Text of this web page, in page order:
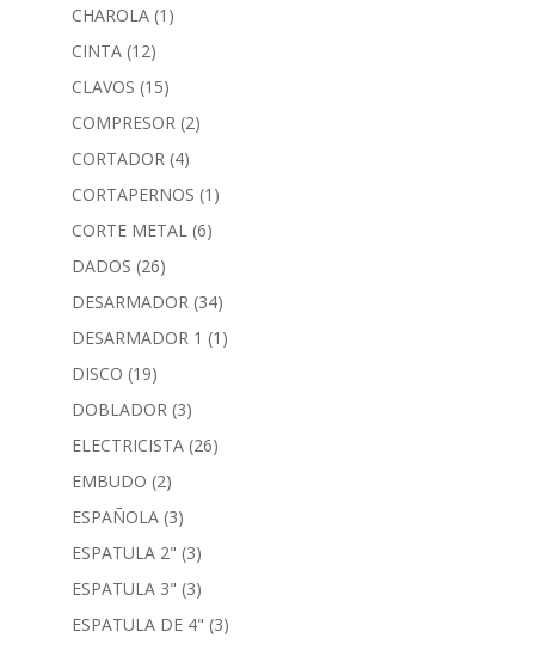
CHAROLA (1)
CINTA (12)
CLAVOS (15)
COMPRESOR (2)
CORTADOR (4)
CORTAPERNOS (1)
CORTE METAL (6)
DADOS (26)
DESARMADOR (34)
DESARMADOR 1 (1)
DISCO (19)
DOBLADOR (3)
ELECTRICISTA (26)
EMBUDO (2)
ESPAÑOLA (3)
ESPATULA 2" (3)
ESPATULA 3" (3)
ESPATULA DE 4" (3)